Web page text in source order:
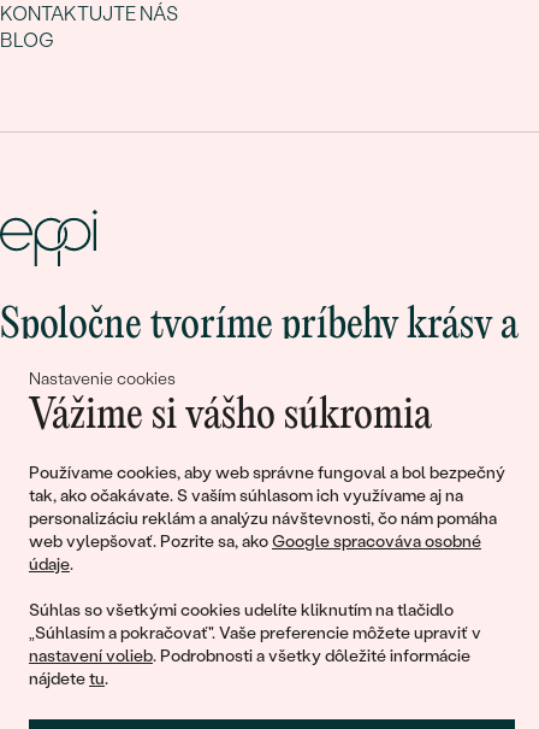
Nastavenie cookies
Vážime si vášho súkromia
Používame cookies, aby web správne fungoval a bol bezpečný
tak, ako očakávate. S vaším súhlasom ich využívame aj na
personalizáciu reklám a analýzu návštevnosti, čo nám pomáha
web vylepšovať. Pozrite sa, akoGoogle spracováva osobné
údaje.
Súhlas so všetkými cookies udelíte kliknutím na tlačidlo
„Súhlasím a pokračovať". Vaše preferencie môžete upraviť v
nastavení volieb. Podrobnosti a všetky dôležité informácie
nájdetetu.
KONTAKTUJTE NÁS
BLOG
Spoločne tvoríme príbehy krásy a
lásky
© 2011 - 2026, Eppi.sk